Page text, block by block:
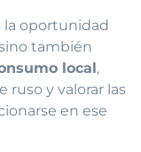
la oportunidad
también
local ,
ruso y valorar las
en ese